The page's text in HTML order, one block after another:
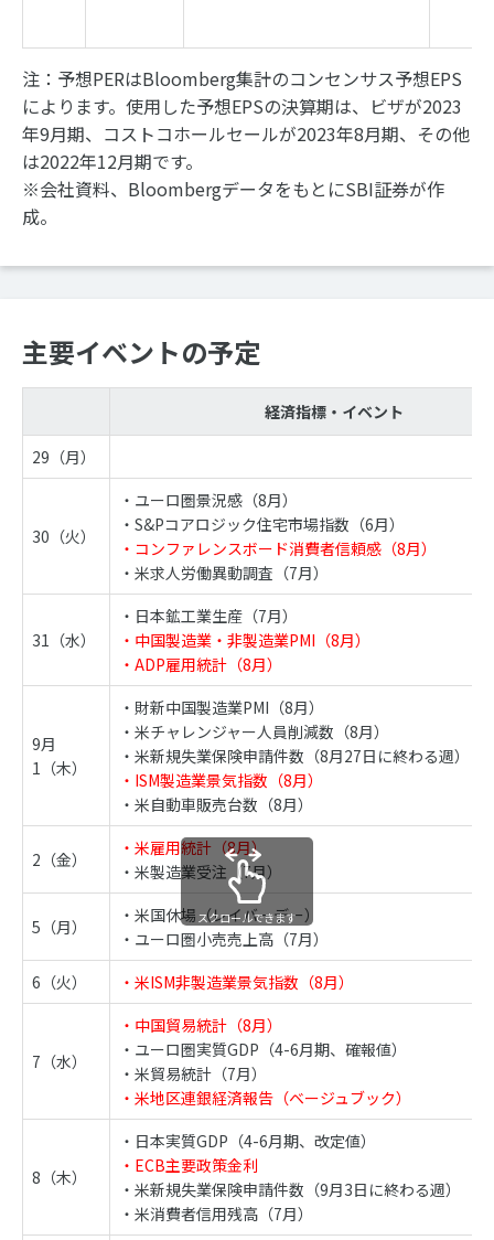
注：予想PERはBloomberg集計のコンセンサス予想EPS
によります。使用した予想EPSの決算期は、ビザが2023
年9月期、コストコホールセールが2023年8月期、その他
は2022年12月期です。
※会社資料、BloombergデータをもとにSBI証券が作
成。
主要イベントの予定
経済指標・イベント
29（月）
30（火）
・ユーロ圏景況感（8月）
・S&Pコアロジック住宅市場指数（6月）
・コンファレンスボード消費者信頼感（8月）
・米求人労働異動調査（7月）
31（水）
・日本鉱工業生産（7月）
・中国製造業・非製造業PMI（8月）
・ADP雇用統計（8月）
9月
1（木）
・財新中国製造業PMI（8月）
・米チャレンジャー人員削減数（8月）
・米新規失業保険申請件数（8月27日に終わる週）
・ISM製造業景気指数（8月）
・米自動車販売台数（8月）
2（金）
・米雇用統計（8月）
・米製造業受注（7月）
5（月）
・米国休場（レイバーデー）
・ユーロ圏小売売上高（7月）
6（火）
・米ISM非製造業景気指数（8月）
7（水）
・中国貿易統計（8月）
・ユーロ圏実質GDP（4-6月期、確報値）
・米貿易統計（7月）
・米地区連銀経済報告（ベージュブック）
8（木）
・日本実質GDP（4-6月期、改定値）
・ECB主要政策金利
・米新規失業保険申請件数（9月3日に終わる週）
・米消費者信用残高（7月）
スクロールできます